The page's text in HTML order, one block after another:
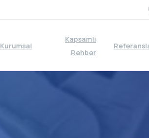
Kurumsal
Kapsamlı
Rehber